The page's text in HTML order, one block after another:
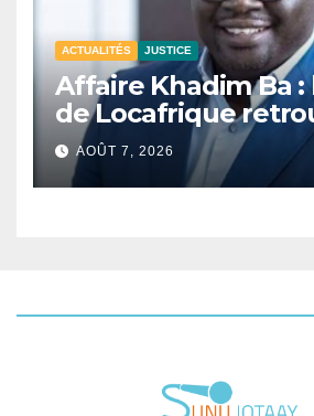
ACTUALITÉS JUSTICE
Affaire Khadim Ba
de Locafrique
liberté.
AOÛT 7, 2026